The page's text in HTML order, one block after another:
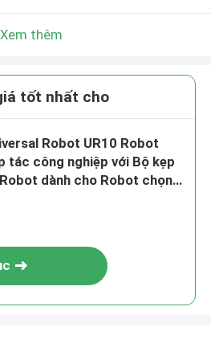
Xem thêm
tốt nhất cho
Robot UR10 Robot
tác công nghiệp với Bộ kẹp
dành cho Robot chọn